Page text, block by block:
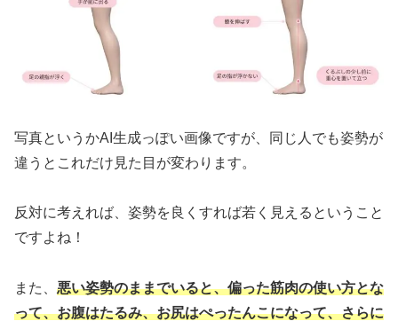
写真というかAI生成っぽい画像ですが、同じ人でも姿勢が
違うとこれだけ見た目が変わります。
反対に考えれば、姿勢を良くすれば若く見えるということ
ですよね！
また、 悪い姿勢のままでいると、偏った筋肉の使い方とな
って、お腹はたるみ、お尻はぺったんこになって、さらに